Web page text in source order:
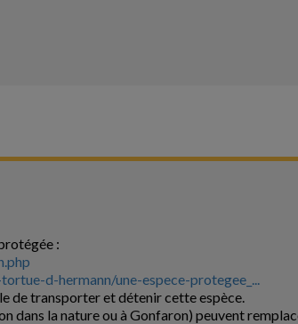
:
d-hermann/une-espece-protegee_...
de transporter et détenir cette espèce.
dans la nature ou à Gonfaron) peuvent